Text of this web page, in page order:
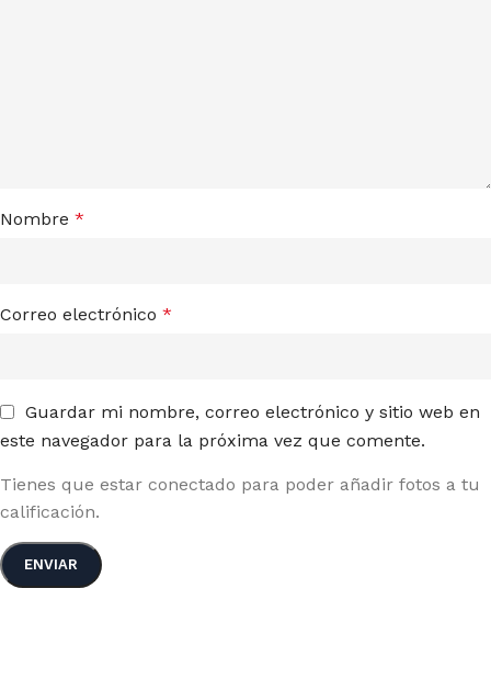
Nombre *
Correo electrónico *
Guardar mi nombre, correo electrónico y sitio web en
este navegador para la próxima vez que comente.
Tienes que estar conectado para poder añadir fotos a tu
calificación.